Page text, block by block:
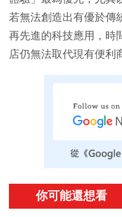
若無法創造出有優於傳
再先進的科技應用，時
店仍無法取代現有便利